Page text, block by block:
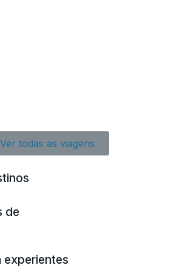
Ver todas as viagens
de
experientes